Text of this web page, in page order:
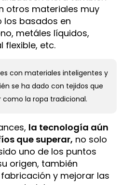
otros materiales muy
basados en
metáles líquidos,
flexible, etc.
con materiales inteligentes y
se ha dado con tejidos que
como la ropa tradicional.
la tecnología aún
que superar, no solo
uno de los puntos
origen, también
y mejorar las